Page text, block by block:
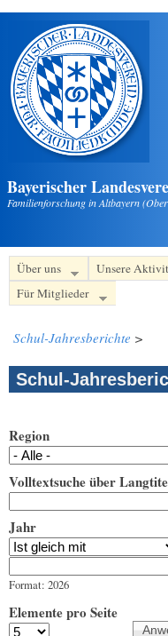
Direkt zum Inhalt
Bayerischer
Familienforschung in Altbayern
Über uns Unsere
Für Mitglieder
Schul-Jahresberichte >
Schul-
Region
Volltextsuche über
Jahr
Format: 2026
Elemente pro Seite